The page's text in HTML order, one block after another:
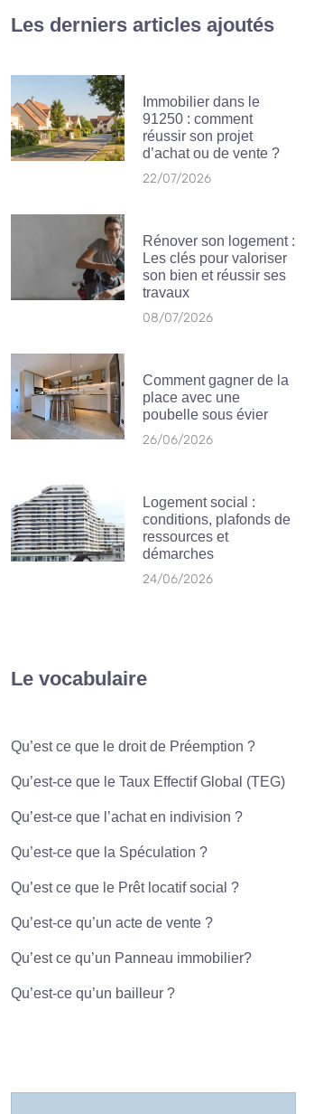
Les derniers articles ajoutés
Immobilier dans le
91250 : comment
réussir son projet
d’achat ou de vente ?
22/07/2026
Rénover son logement :
Les clés pour valoriser
son bien et réussir ses
travaux
08/07/2026
Comment gagner de la
place avec une
poubelle sous évier
26/06/2026
Logement social :
conditions, plafonds de
ressources et
démarches
24/06/2026
Le vocabulaire
Qu’est ce que le droit de Préemption ?
Qu’est-ce que le Taux Effectif Global (TEG)
Qu’est-ce que l’achat en indivision ?
Qu’est-ce que la Spéculation ?
Qu’est ce que le Prêt locatif social ?
Qu’est-ce qu’un acte de vente ?
Qu’est ce qu’un Panneau immobilier?
Qu’est-ce qu’un bailleur ?